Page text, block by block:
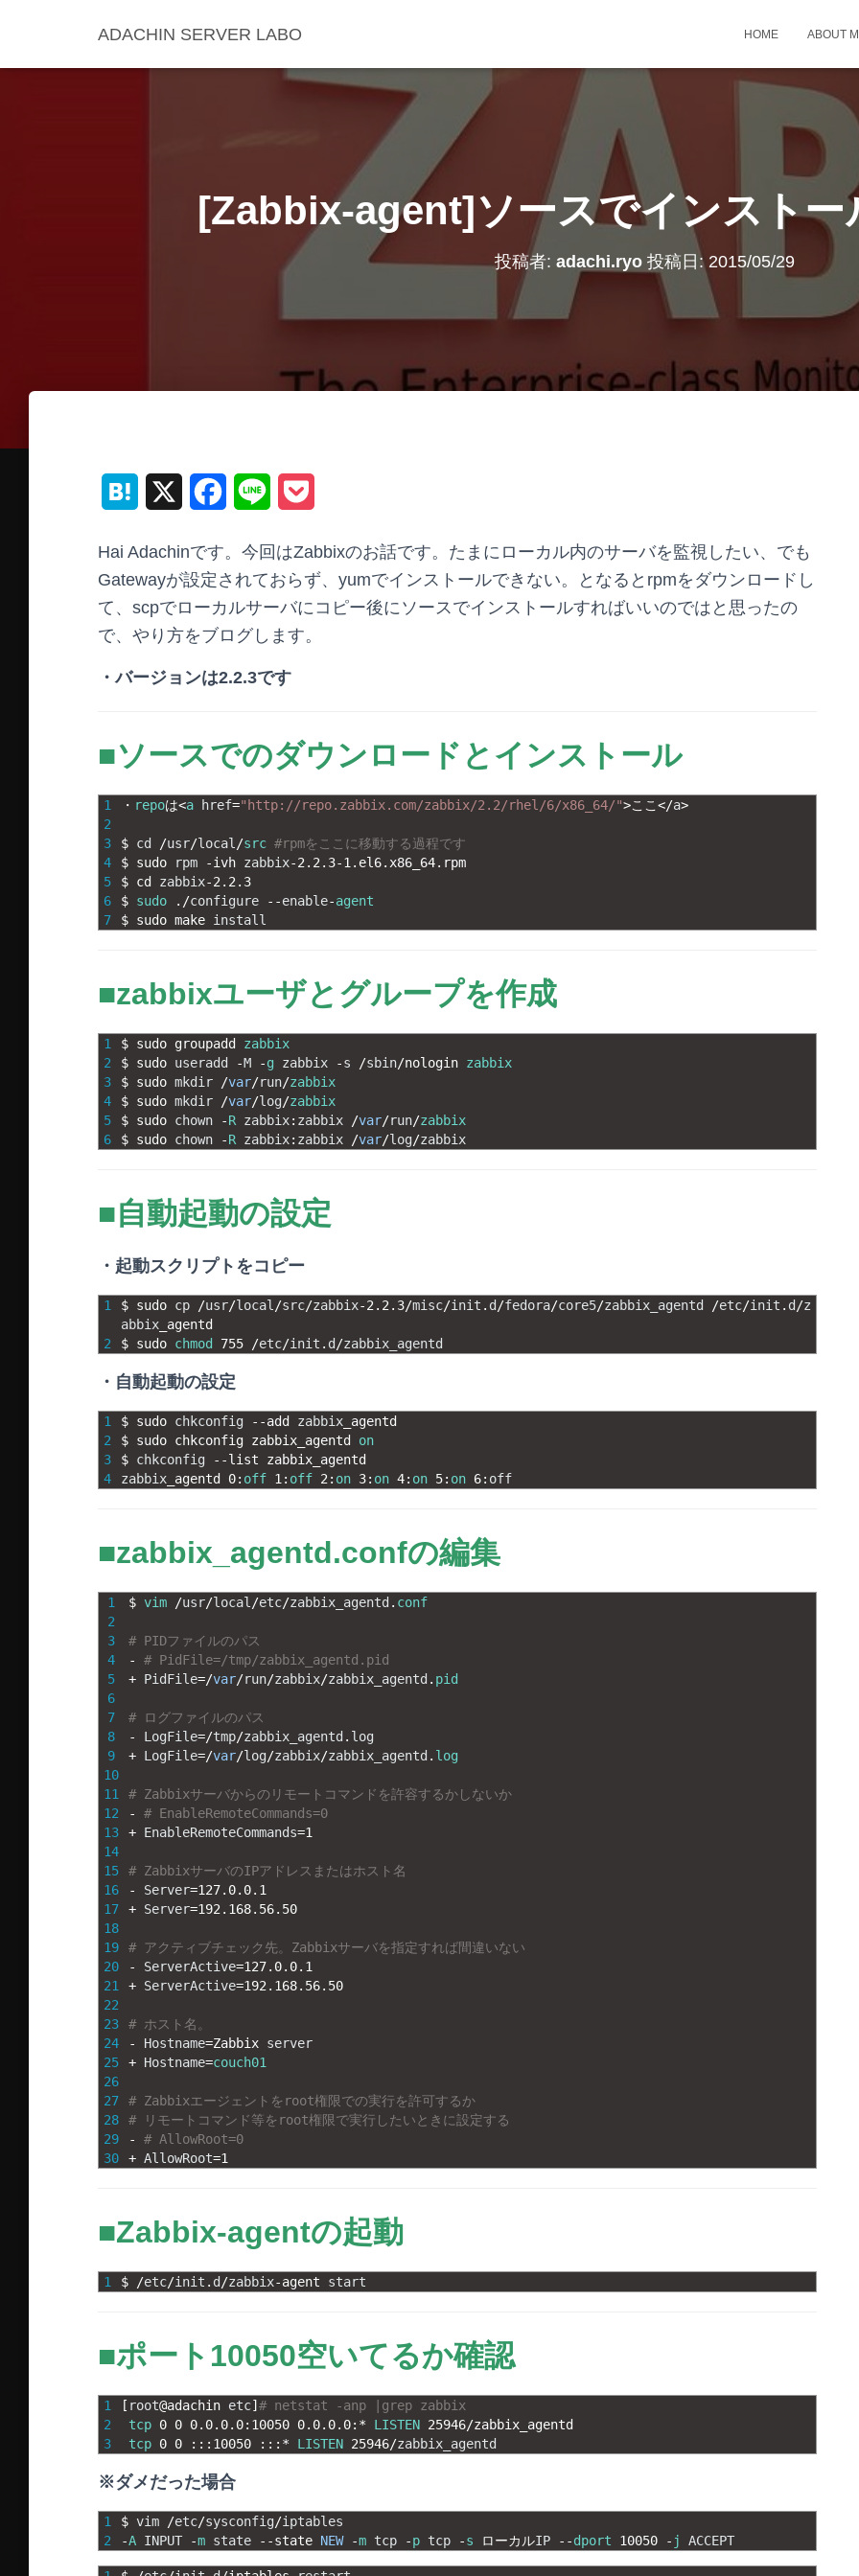
ADACHIN SERVER LABO HOME ABOUT
[Zabbix-agent]ソースでインストー
投稿者: adachi.ryo投稿日: 2015/05/29
e
n
a
c
e
b
o
k
n
k
Hai Adachinです。今回はZabbixのお話です。たまにローカル内のサーバを監視したい、でも
Gatewayが設定されておらず、yumでインストールできない。となるとrpmをダウンロードし
て、scpでローカルサーバにコピー後にソースでインストールすればいいのではと思ったの
で、やり方をブログします。
・バージョンは2.2.3です
■ソースでのダウンロードとインストール
1
2
3
4
5
6
7
・ repoは<a href="http://repo.zabbix.com/zabbix/2.2/rhel/6/x86_64/">ここ </a>
$ cd /usr/local /src #rpmをここに移動する過程です
$ sudo rpm -ivh zabbix-2.2.3-1.el6.x86_64.rpm
$ cd zabbix-2.2.3
$ sudo . /configure --enable-agent
$ sudo make install
■zabbixユーザとグループを作成
1
2
3
4
5
6
$ sudo groupadd zabbix
$ sudo useradd -M -g zabbix -s /sbin/nologin zabbix
$ sudo mkdir /var/run/zabbix
$ sudo mkdir /var/log/zabbix
$ sudo chown -R zabbix: zabbix /var/run/zabbix
$ sudo chown -R zabbix: zabbix /var/log/zabbix
■自動起動の設定
・起動スクリプトをコピー
1
2
$ sudo cp /usr/local /src/zabbix-2.2.3/misc/init . d /fedora/core5/zabbix_agentd /etc/init . d /z
abbix agentd
$ sudo chmod 755 /etc/init . d /zabbix_agentd
・自動起動の設定
1
2
3
4
$ sudo chkconfig --add zabbix agentd
$ sudo chkconfig zabbix_agentd on
$ chkconfig --list zabbix_agentd
zabbix agentd 0: off 1 : off 2 : on 3: on 4: on 5: on 6: off
■zabbix_agentd.confの編集
1
2
3
4
5
6
7
8
9
10
11
12
13
14
15
16
17
18
19
20
21
22
23
24
25
26
27
28
29
30
$ vim /usr/local /etc/zabbix_agentd . conf
# PIDファイルのパス
-
# PidFile=/tmp/zabbix_agentd.pid
+ PidFile=/var/run/zabbix/zabbix_agentd . pid
# ログファイルのパス
-
LogFile=/tmp/zabbix_agentd . log
+ LogFile=/var/log/zabbix/zabbix_agentd . log
# Zabbixサーバからのリモートコマンドを許容するかしないか
-
# EnableRemoteCommands=0
+ EnableRemoteCommands=1
# ZabbixサーバのIPアドレスまたはホスト名
-
Server=127.0.0.1
+ Server=192.168.56.50
# アクティブチェック先。Zabbixサーバを指定すれば間違いない
-
ServerActive=127.0.0.1
+ ServerActive=192.168.56.50
# ホスト名。
-
Hostname=Zabbix server
+ Hostname=couch01
# Zabbixエージェントをroot権限での実行を許可するか
# リモートコマンド等をroot権限で実行したいときに設定する
-
# AllowRoot=0
+ AllowRoot=1
■Zabbix-agentの起動
1 $ /etc/init . d /zabbix-agent start
■ポート10050空いてるか確認
1
2
3
[ root@adachin etc] # netstat -anp |grep zabbix
tcp 0 0 0.0.0.0: 10050 0.0.0.0: * LISTEN 25946/zabbix_agentd
tcp 0 0 :: : 10050 :: : * LISTEN 25946/zabbix_agentd
※ダメだった場合
1
2
$ vim /etc/sysconfig/iptables
-A INPUT -m state --state NEW -m tcp -p tcp -s ローカルIP --dport 10050 - j ACCEPT